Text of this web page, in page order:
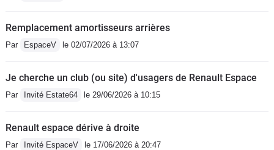
Remplacement amortisseurs arrières
Par EspaceV le 02/07/2026 à 13:07
Je cherche un club (ou site) d'usagers de Renault Espace
Par Invité Estate64 le 29/06/2026 à 10:15
Renault espace dérive à droite
Par Invité EspaceV le 17/06/2026 à 20:47